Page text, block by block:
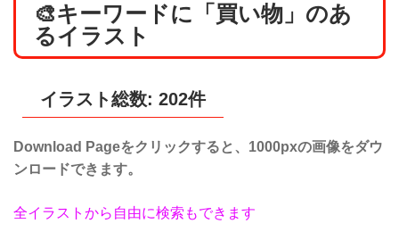
🎨キーワードに「買い物」のあ
るイラスト
イラスト総数: 202件
Download Pageをクリックすると、1000pxの画像をダウ
ンロードできます。
全イラストから自由に検索もできます